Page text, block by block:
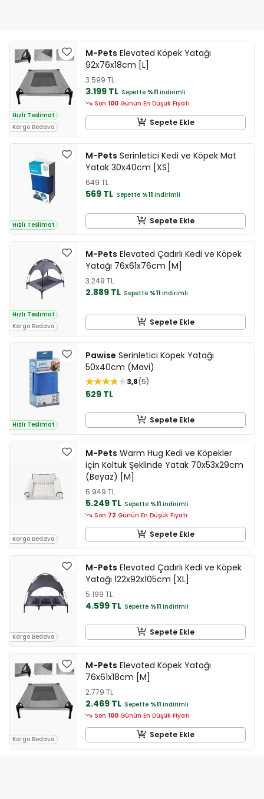
Hızlı Teslimat
Kargo Bedava
M-Pets Elevated Köpek Yatağı
92x76x18cm [L]
3.599 TL
3.199 TL Sepette %11 indirimli
Son 100 Günün En Düşük Fiyatı
Sepete Ekle
Hızlı Teslimat
M-Pets Serinletici Kedi ve Köpek Mat
Yatak 30x40cm [XS]
649 TL
569 TL Sepette %11 indirimli
Sepete Ekle
Hızlı Teslimat
Kargo Bedava
M-Pets Elevated Çadırlı Kedi ve Köpek
Yatağı 76x61x76cm [M]
3.249 TL
2.889 TL Sepette %11 indirimli
Sepete Ekle
Hızlı Teslimat
Pawise Serinletici Köpek Yatağı
50x40cm (Mavi)
3,8 5
529 TL
Sepete Ekle
Kargo Bedava
M-Pets Warm Hug Kedi ve Köpekler
için Koltuk Şeklinde Yatak 70x53x29cm
(Beyaz) [M]
5.949 TL
5.249 TL Sepette %11 indirimli
Son 72 Günün En Düşük Fiyatı
Sepete Ekle
Kargo Bedava
M-Pets Elevated Çadırlı Kedi ve Köpek
Yatağı 122x92x105cm [XL]
5.199 TL
4.599 TL Sepette %11 indirimli
Sepete Ekle
Kargo Bedava
M-Pets Elevated Köpek Yatağı
76x61x18cm [M]
2.779 TL
2.469 TL Sepette %11 indirimli
Son 100 Günün En Düşük Fiyatı
Sepete Ekle